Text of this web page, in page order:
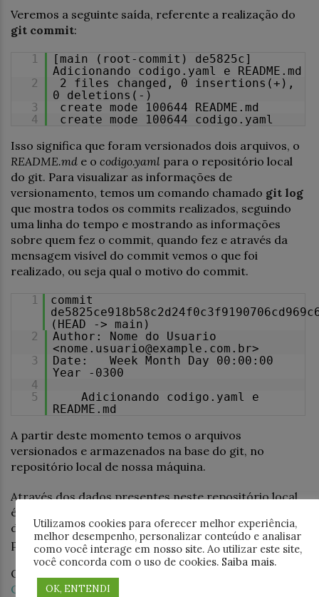
Veremos a seguinte saída, referente a realização do
git commit:
1
[main (root-commit) de5825c]
Adicionando codigo.yaml e README.md
2
2 files changed, 0 insertions(+),
0 deletions(-)
3
create mode 100644 README.md
4
create mode 100644 codigo.yaml
Isso significa que foram versionados dois arquivos, o
README.md e o codigo.yaml para o repositório local
do git. Para visualizar as informações de
versionamento, temos um comando chamado git log
que mostra todos os commits realizados, seguindo
uma linha do tempo e mostrando as informações
sobre quem fez o commit, quando fez e através da
mensagem visível do commit vemos o que foi
realizado, ou seja qual o motivo do commit.
1
commit
(HEAD -> main)
2
Author: Nome do Usuario
<nome.usuario@example.com.br>
3
Date: Week Month Day 00:00:00
Year -0300
4
5
Adicionando codigo.yaml e
README.md
A partir deste momento temos o arquivos
versionados e armazenados na base do git, no
repositório local de nossa máquina.
Através dos dados presentes neste repositório local,
é possível enviar para o repositório remoto que
desejar, através do comandogit pushpassando os
parâmetros desejados.
Quer aprender mais sobre GIT? Conheça os cursos da
Carreira DevOps!
Utilizamos cookies para oferecer melhor experiência,
melhor desempenho, personalizar conteúdo e analisar
como você interage em nosso site. Ao utilizar este site,
você concorda com o uso de cookies. Saiba mais.
OK, ENTENDI